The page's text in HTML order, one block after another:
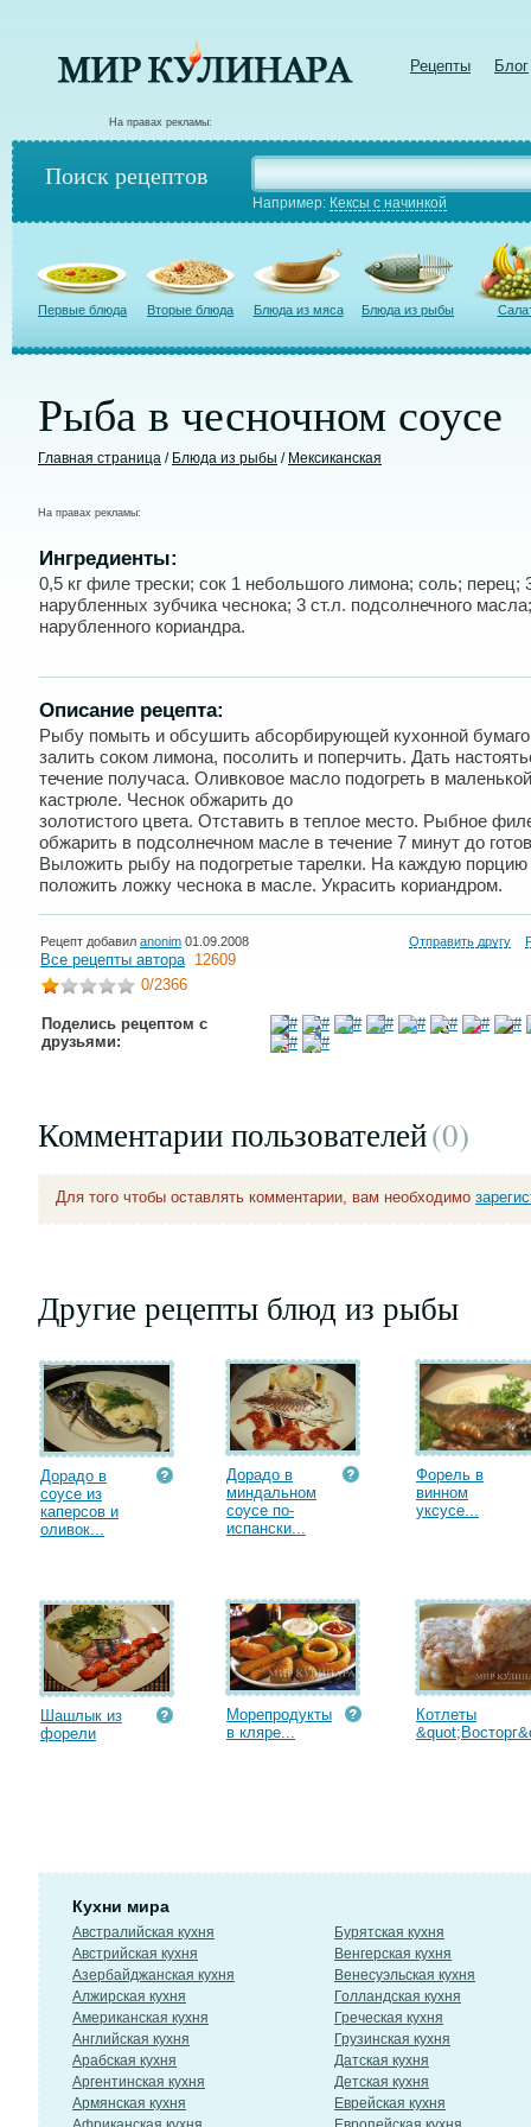
Рецепты Блог
На правах рекламы:
Поиск рецептов
Например: Кексы с начинкой
Первые блюда Вторые блюда Блюда из мяса Блюда из рыбы
Рыба в чесночном соусе
Главная страница / Блюда из рыбы / Мексиканская
На правах рекламы:
Ингредиенты:
0,5 кг филе трески; сок 1 небольшого лимона; соль; перец;
нарубленных зубчика чеснока; 3 ст.л. подсолнечного
нарубленного кориандра.
Описание рецепта:
Рыбу помыть и обсушить абсорбирующей кухонной
залить соком лимона, посолить и поперчить. Дать
течение получаса. Оливковое масло подогреть в маленькой
кастрюле. Чеснок обжарить до
золотистого цвета. Отставить в теплое место. Рыбное
обжарить в подсолнечном масле в течение 7 минут до
Выложить рыбу на подогретые тарелки. На каждую порцию
положить ложку чеснока в масле. Украсить кориандром.
Рецепт добавил anonim 01.09.2008 Отправить другу
Все рецепты автора 12609
0/2366
Поделись рецептом с
друзьями:
Комментарии пользователей(0)
Для того чтобы оставлять комментарии, вам необходимо
Другие рецепты блюд из рыбы
Дорадо в
соусе из
каперсов и
оливок...
Дорадо в
миндальном
соусе по-
испански...
Форель в
винном
уксусе...
Шашлык из
форели
Морепродукты
в кляре...
Котлеты
Кухни мира
Австралийская кухня
Австрийская кухня
Азербайджанская кухня
Алжирская кухня
Американская кухня
Английская кухня
Арабская кухня
Аргентинская кухня
Армянская кухня
Бурятская кухня
Венгерская кухня
Венесуэльская кухня
Голландская кухня
Греческая кухня
Грузинская кухня
Датская кухня
Детская кухня
Еврейская кухня